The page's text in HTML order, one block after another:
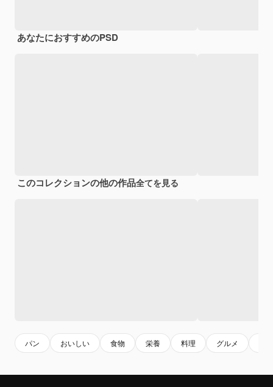
あなたにおすすめのPSD
このコレクションの他の作品全てを見る
パン おいしい 食物 栄養 料理 グルメ